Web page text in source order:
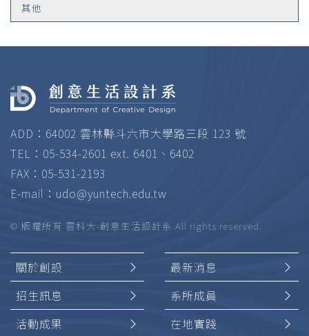
其他
ADD：64002 雲林縣斗六市大學路三段 123 號
TEL：05-534-2601 ext. 6401、6402
FAX：05-531-2193
E-mail： udo@yuntech.edu.tw
© 版權所有 雲科大-創意生活設計系 All rights reserved.
關於創設
最新消息
招生訊息
系所成員
活動成果
在地實踐